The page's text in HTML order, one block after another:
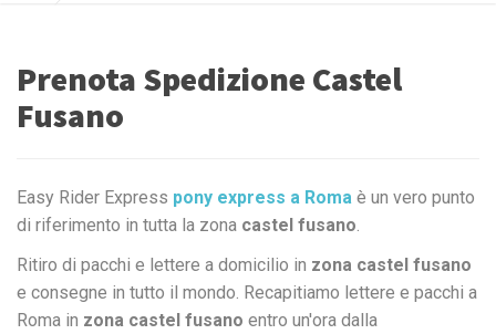
Prenota Spedizione Castel
Fusano
Easy Rider Express pony express a Roma è un vero punto
di riferimento in tutta la zona castel fusano.
Ritiro di pacchi e lettere a domicilio in zona castel fusano
e consegne in tutto il mondo. Recapitiamo lettere e pacchi a
Roma in zona castel fusano entro un'ora dalla